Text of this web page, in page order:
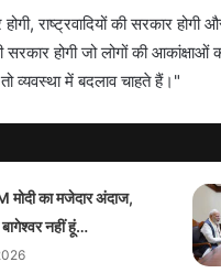
राष्ट्रवादियों की सरकार
होगी जो लोगों की आकांक्षाओं
व्यवस्था में बदलाव चाहते हैं।"
मोदी का मजेदार अंदाज,
बागेश्वर नहीं हूं…